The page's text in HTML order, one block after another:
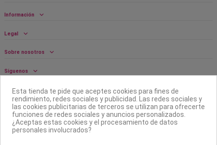
Información
Legal
Sobre nosotros
Síguenos
Boletín
Esta tienda te pide que aceptes cookies para fines de
rendimiento, redes sociales y publicidad. Las redes sociales y
las cookies publicitarias de terceros se utilizan para ofrecerte
funciones de redes sociales y anuncios personalizados.
¿Aceptas estas cookies y el procesamiento de datos
personales involucrados?